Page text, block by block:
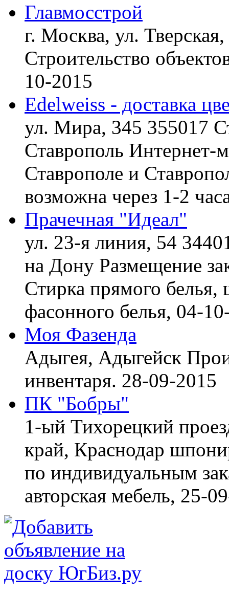
Главмосстрой
г. Москва, ул.
Строительство
10-2015
Edelweiss - доставка
ул. Мира, 345 355017
Ставрополь Интернет-
Ставрополе и
возможна через 1-2
Прачечная "Идеал"
ул. 23-я линия, 54
на Дону Размещение
Стирка прямого
фасонного белья, 04-
Моя Фазенда
Адыгея, Адыгейск
инвентаря. 28-09-2015
ПК "Бобры"
1-ый Тихорецкий
край, Краснодар
по индивидуальным
авторская мебель, 25-